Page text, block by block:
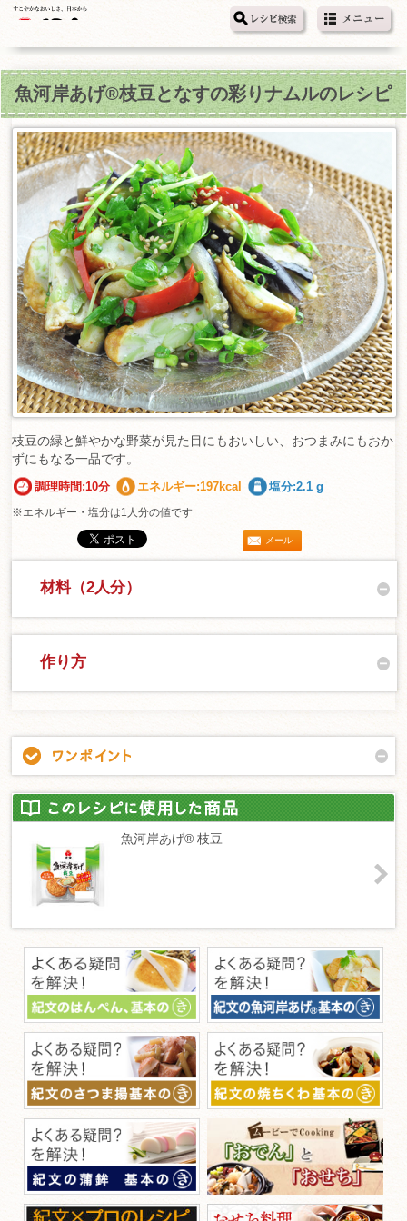
魚河岸あげ®枝豆となすの彩りナムルのレシピ
枝豆の緑と鮮やかな野菜が見た目にもおいしい、おつまみにもおか
ずにもなる一品です。
調理時間:10分 エネルギー:197kcal 塩分:2.1 g
※エネルギー・塩分は1人分の値です
メール
材料（2人分）
作り方
魚河岸あげ® 枝豆